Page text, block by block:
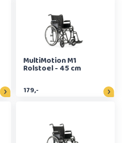
MultiMotion M1
Rolstoel - 45 cm
179,-